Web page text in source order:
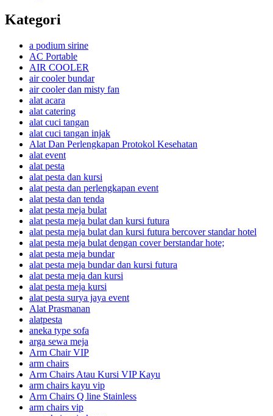
Kategori
a podium sirine
AC Portable
AIR COOLER
air cooler bundar
air cooler dan misty fan
alat acara
alat catering
alat cuci tangan
alat cuci tangan injak
Alat Dan Perlengkapan Protokol Kesehatan
alat event
alat pesta
alat pesta dan kursi
alat pesta dan perlengkapan event
alat pesta dan tenda
alat pesta meja bulat
alat pesta meja bulat dan kursi futura
alat pesta meja bulat dan kursi futura bercover standar hotel
alat pesta meja bulat dengan cover berstandar hote;
alat pesta meja bundar
alat pesta meja bundar dan kursi futura
alat pesta meja dan kursi
alat pesta meja kursi
alat pesta surya jaya event
Alat Prasmanan
alatpesta
aneka type sofa
arga sewa meja
Arm Chair VIP
arm chairs
Arm Chairs Atau Kursi VIP Kayu
arm chairs kayu vip
Arm Chairs Q line Stainless
arm chairs vip